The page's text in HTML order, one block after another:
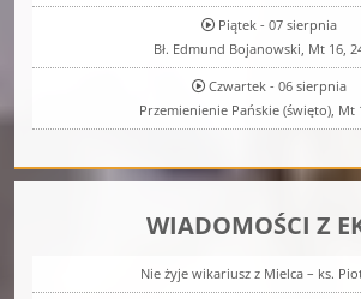
Piątek - 07 sierpnia
Bł. Edmund Bojanowski, Mt 16,
Czwartek - 06 sierpnia
Przemienienie Pańskie (święto), Mt
WIADOMOŚCI Z
Nie żyje wikariusz z Mielca – ks.